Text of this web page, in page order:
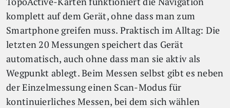
komplett auf dem Gerät, ohne dass man zum
Smartphone greifen muss. Praktisch im Alltag: Die
letzten 20 Messungen speichert das Gerät
automatisch, auch ohne dass man sie aktiv als
Wegpunkt ablegt. Beim Messen selbst gibt es neben
der Einzelmessung einen Scan-Modus für
kontinuierliches Messen, bei dem sich wählen